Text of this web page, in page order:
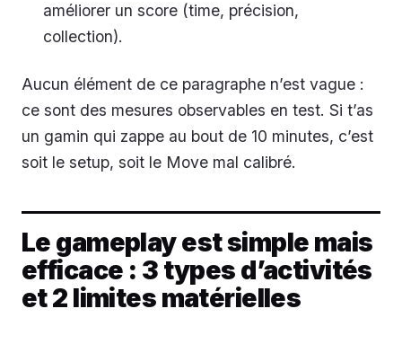
améliorer un score (time, précision,
collection).
Aucun élément de ce paragraphe n’est vague :
ce sont des mesures observables en test. Si t’as
un gamin qui zappe au bout de 10 minutes, c’est
soit le setup, soit le Move mal calibré.
Le gameplay est simple mais
efficace : 3 types d’activités
et 2 limites matérielles